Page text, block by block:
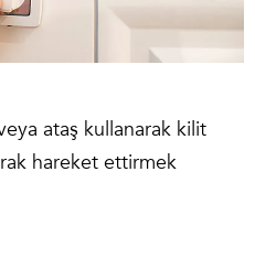
ataş kullanarak kilit
hareket ettirmek